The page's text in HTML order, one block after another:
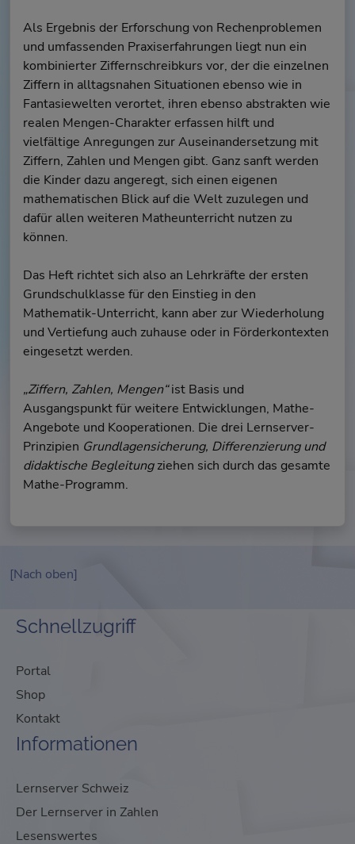
Als Ergebnis der Erforschung von Rechenproblemen
und umfassenden Praxiserfahrungen liegt nun ein
kombinierter Ziffernschreibkurs vor, der die einzelnen
Ziffern in alltagsnahen Situationen ebenso wie in
Fantasiewelten verortet, ihren ebenso abstrakten wie
realen Mengen-Charakter erfassen hilft und
vielfältige Anregungen zur Auseinandersetzung mit
Ziffern, Zahlen und Mengen gibt. Ganz sanft werden
die Kinder dazu angeregt, sich einen eigenen
mathematischen Blick auf die Welt zuzulegen und
dafür allen weiteren Matheunterricht nutzen zu
können.
Das Heft richtet sich also an Lehrkräfte der ersten
Grundschulklasse für den Einstieg in den
Mathematik-Unterricht, kann aber zur Wiederholung
und Vertiefung auch zuhause oder in Förderkontexten
eingesetzt werden.
„Ziffern, Zahlen, Mengen“ist Basis und
Ausgangspunkt für weitere Entwicklungen, Mathe-
Angebote und Kooperationen. Die drei Lernserver-
Prinzipien Grundlagensicherung, Differenzierung und
didaktische Begleitungziehen sich durch das gesamte
Mathe-Programm.
[Nach oben]
Schnellzugriff
Portal
Shop
Kontakt
Informationen
Lernserver Schweiz
Der Lernserver in Zahlen
Lesenswertes